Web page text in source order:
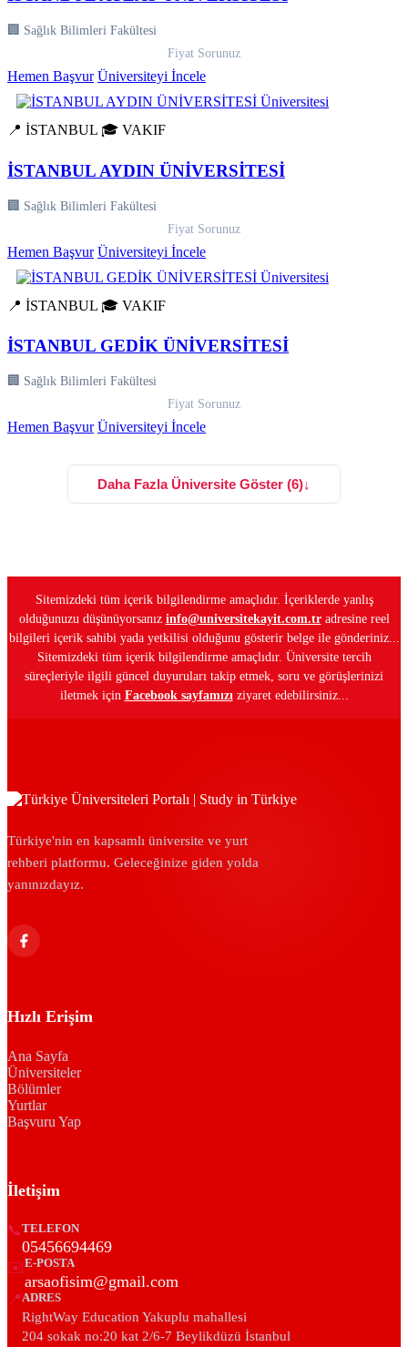
🏢 Sağlık Bilimleri Fakültesi
Fiyat Sorunuz
Hemen Başvur Üniversiteyi İncele
📍 İSTANBUL 🎓 VAKIF
İSTANBUL AYDIN ÜNİVERSİTESİ
🏢 Sağlık Bilimleri Fakültesi
Fiyat Sorunuz
Hemen Başvur Üniversiteyi İncele
📍 İSTANBUL 🎓 VAKIF
İSTANBUL GEDİK ÜNİVERSİTESİ
🏢 Sağlık Bilimleri Fakültesi
Fiyat Sorunuz
Hemen Başvur Üniversiteyi İncele
Daha Fazla Üniversite Göster (6)↓
Sitemizdeki tüm içerik bilgilendirme amaçlıdır. İçeriklerde yanlış
olduğunuzu düşünüyorsanız info@universitekayit.com.tradresine reel
bilgileri içerik sahibi yada yetkilisi olduğunu gösterir belge ile gönderiniz...
Sitemizdeki tüm içerik bilgilendirme amaçlıdır. Üniversite tercih
süreçleriyle ilgili güncel duyuruları takip etmek, soru ve görüşlerinizi
iletmek için Facebook sayfamızı ziyaret edebilirsiniz...
Türkiye'nin en kapsamlı üniversite ve yurt
rehberi platformu. Geleceğinize giden yolda
yanınızdayız.
Hızlı Erişim
Ana Sayfa
Üniversiteler
Bölümler
Yurtlar
Başvuru Yap
İletişim
📞TELEFON
05456694469
✉️E-POSTA
arsaofisim@gmail.com
📍ADRES
RightWay Education Yakuplu mahallesi
204 sokak no:20 kat 2/6-7 Beylikdüzü İstanbul